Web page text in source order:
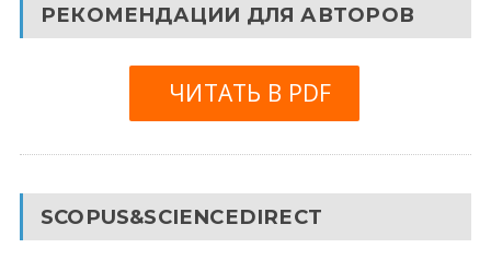
РЕКОМЕНДАЦИИ ДЛЯ АВТОРОВ
ЧИТАТЬ В PDF
SCOPUS&SCIENCEDIRECT